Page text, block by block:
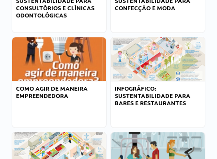
CONSULTÓRIOS E CLÍNICAS
ODONTOLÓGICAS
CONFECÇÃO E MODA
COMO AGIR DE MANEIRA
EMPREENDEDORA
INFOGRÁFICO:
SUSTENTABILIDADE PARA
BARES E RESTAURANTES